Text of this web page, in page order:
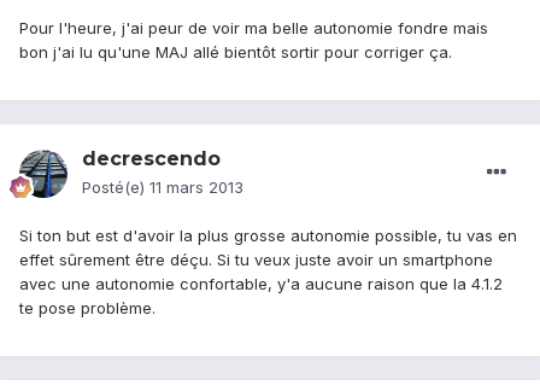
Pour l'heure, j'ai peur de voir ma belle autonomie fondre mais
bon j'ai lu qu'une MAJ allé bientôt sortir pour corriger ça.
decrescendo
Posté(e) 11 mars 2013
Si ton but est d'avoir la plus grosse autonomie possible, tu vas en
effet sûrement être déçu. Si tu veux juste avoir un smartphone
avec une autonomie confortable, y'a aucune raison que la 4.1.2
te pose problème.